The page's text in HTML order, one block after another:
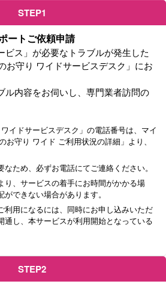
STEP1
ートご依頼申請
ビス」が必要なトラブルが発生した
お守り ワイドサービスデスク」にお
ル内容をお伺いし、専門業者訪問の
イドサービスデスク」の電話番号は、マイ
お守り ワイド ご利用状況の詳細」より、
なため、必ずお電話にてご連絡ください。
り、サービスの着手にお時間がかかる場
できない場合があります。
利用になるには、同時にお申し込みいただ
通し、本サービスが利用開始となっている
STEP2